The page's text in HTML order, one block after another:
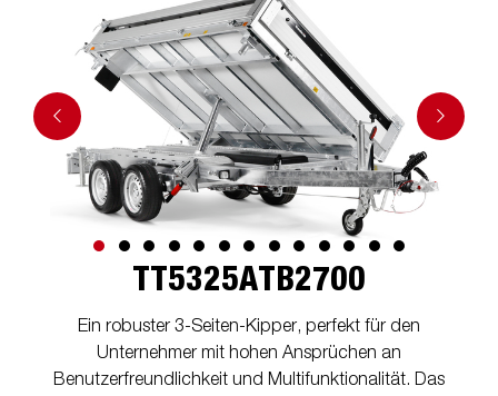
TT5325ATB2700
Ein robuster 3-Seiten-Kipper, perfekt für den
Unternehmer mit hohen Ansprüchen an
Benutzerfreundlichkeit und Multifunktionalität. Das